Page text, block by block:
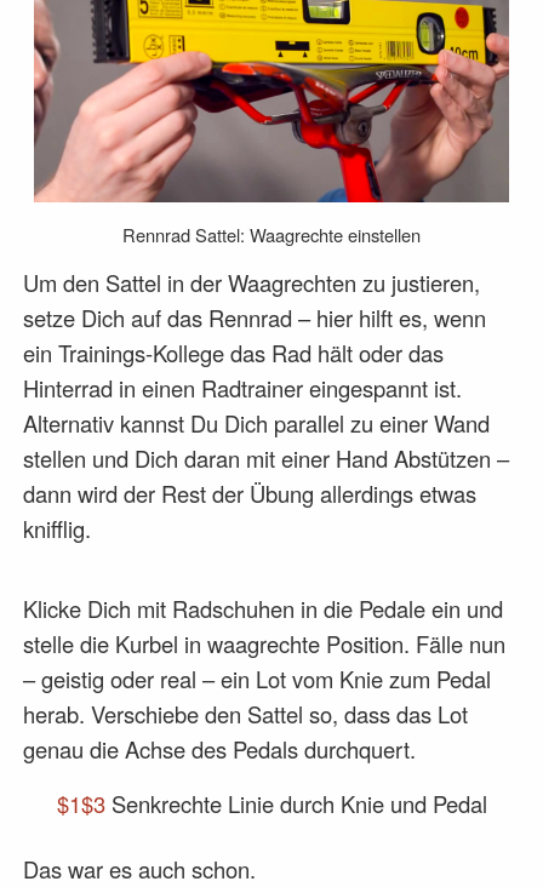
Rennrad Sattel: Waagrechte einstellen
Um den Sattel in der Waagrechten zu justieren,
setze Dich auf das Rennrad – hier hilft es, wenn
ein Trainings-Kollege das Rad hält oder das
Hinterrad in einen Radtrainer eingespannt ist.
Alternativ kannst Du Dich parallel zu einer Wand
stellen und Dich daran mit einer Hand Abstützen –
dann wird der Rest der Übung allerdings etwas
knifflig.
Klicke Dich mit Radschuhen in die Pedale ein und
stelle die Kurbel in waagrechte Position. Fälle nun
– geistig oder real – ein Lot vom Knie zum Pedal
herab. Verschiebe den Sattel so, dass das Lot
genau die Achse des Pedals durchquert.
$1$3Senkrechte Linie durch Knie und Pedal
Das war es auch schon.